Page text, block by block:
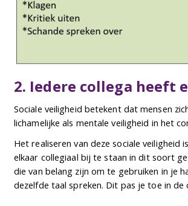
2. Iedere collega heeft
Sociale veiligheid betekent dat mensen
lichamelijke als mentale veiligheid in het
Het realiseren van deze sociale veiligheid
elkaar collegiaal bij te staan in dit soort
die van belang zijn om te gebruiken in je
dezelfde taal spreken. Dit pas je toe in